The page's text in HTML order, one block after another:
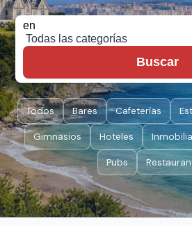
Buscar
Todos Bares Cafeterías
Gimnasios Hoteles
Pubs